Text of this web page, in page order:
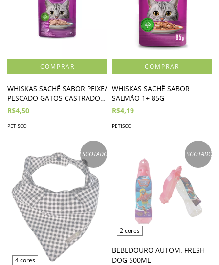
WHISKAS SACHÊ SABOR PEIXE/
PESCADO GATOS CASTRADOS
1+ 85G
R$4,50
PETISCO
WHISKAS SACHÊ SABOR
SALMÃO 1+ 85G
R$4,19
PETISCO
ESGOTADO
4 cores
ESGOTADO
2 cores
BEBEDOURO AUTOM. FRESH
DOG 500ML